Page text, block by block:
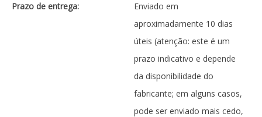
Prazo de entrega:
Enviado em
aproximadamente 10 dias
úteis (atenção: este é um
prazo indicativo e depende
da disponibilidade do
fabricante; em alguns casos,
pode ser enviado mais cedo,